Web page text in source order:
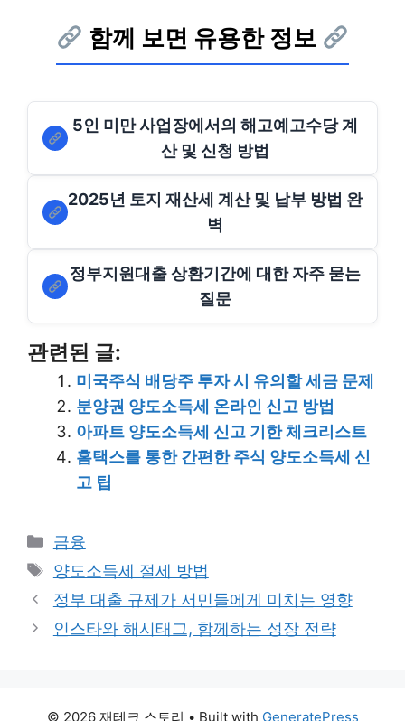
함께 보면 유용한 정보
5인 미만 사업장에서의 해고예고수당 계
산 및 신청 방법
2025년 토지 재산세 계산 및 납부 방법 완
벽
정부지원대출 상환기간에 대한 자주 묻는
질문
관련된 글:
미국주식 배당주 투자 시 유의할 세금 문제
분양권 양도소득세 온라인 신고 방법
아파트 양도소득세 신고 기한 체크리스트
홈택스를 통한 간편한 주식 양도소득세 신
고 팁
Categories
금융
Tags
양도소득세 절세 방법
정부 대출 규제가 서민들에게 미치는 영향
인스타와 해시태그, 함께하는 성장 전략
© 2026 재테크 스토리 • Built with GeneratePress